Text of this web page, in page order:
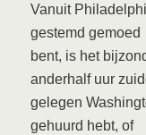
Vanuit
gestemd gemoed
bent, is het
anderhalf uur
gelegen
gehuurd hebt, of